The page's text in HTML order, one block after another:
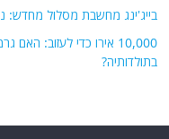
בייג'ינג מחשבת מסלול
10,000 אירו כדי לעזוב:
בתולדותיה?